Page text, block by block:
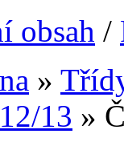
obsah /
»
13 »